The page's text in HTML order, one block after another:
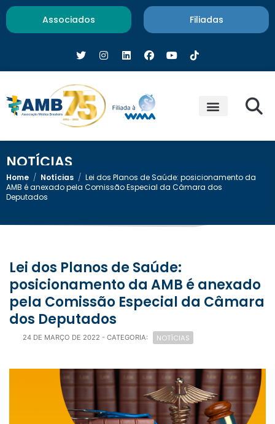
Associados Filiadas
NOTÍCIAS
Home / Notícias / Lei dos Planos de Saúde: posicionamento da
AMB é anexado pela Comissão Especial da Câmara dos
Deputados
Lei dos Planos de Saúde:
posicionamento da AMB é anexado
pela Comissão Especial da Câmara
dos Deputados
24 DE MARÇO DE 2022 - CATEGORIA: NOTÍCIAS